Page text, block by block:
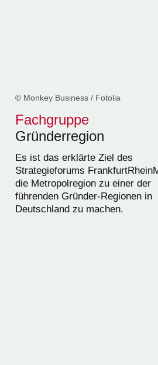
© Monkey Business / Fotolia
Fachgruppe
Gründerregion
Es ist das erklärte Ziel des
Strategieforums
die Metropolregion zu einer der
führenden Gründer-Regionen in
Deutschland zu machen.